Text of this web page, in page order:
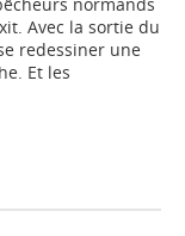
Avec la sortie du
redessiner une
Et les